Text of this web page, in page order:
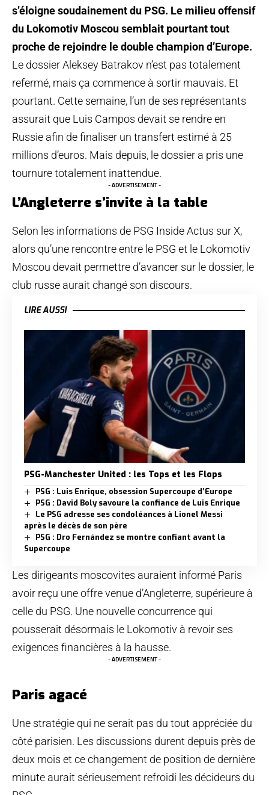
s’éloigne soudainement du PSG. Le milieu offensif
du Lokomotiv Moscou semblait pourtant tout
proche de rejoindre le double champion d’Europe.
Le dossier Aleksey Batrakov n’est pas totalement
refermé, mais ça commence à sortir mauvais. Et
pourtant. Cette semaine, l’un de ses représentants
assurait que Luis Campos devait se rendre en
Russie afin de finaliser un transfert estimé à 25
millions d’euros. Mais depuis, le dossier a pris une
tournure totalement inattendue.
- ADVERTISEMENT -
L’Angleterre s’invite à la table
Selon les informations de PSG Inside Actus sur X,
alors qu’une rencontre entre le PSG et le Lokomotiv
Moscou devait permettre d’avancer sur le dossier, le
club russe aurait changé son discours.
LIRE AUSSI
PSG-Manchester United : les Tops et les Flops
PSG : Luis Enrique, obsession Supercoupe d’Europe
PSG : David Boly savoure la confiance de Luis Enrique
Le PSG adresse ses condoléances à Lionel Messi
après le décès de son père
PSG : Dro Fernández se montre confiant avant la
Supercoupe
Les dirigeants moscovites auraient informé Paris
avoir reçu une offre venue d’Angleterre, supérieure à
celle du PSG. Une nouvelle concurrence qui
pousserait désormais le Lokomotiv à revoir ses
exigences financières à la hausse.
- ADVERTISEMENT -
Paris agacé
Une stratégie qui ne serait pas du tout appréciée du
côté parisien. Les discussions durent depuis près de
deux mois et ce changement de position de dernière
minute aurait sérieusement refroidi les décideurs du